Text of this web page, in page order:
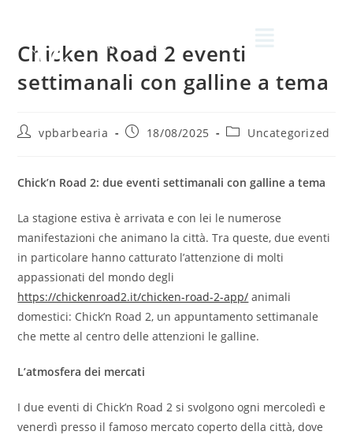
Chicken Road 2 eventi
settimanali con galline a tema
vpbarbearia 18/08/2025 Uncategorized
Chick’n Road 2: due eventi settimanali con galline a tema
La stagione estiva è arrivata e con lei le numerose
manifestazioni che animano la città. Tra queste, due eventi
in particolare hanno catturato l’attenzione di molti
appassionati del mondo degli
https://chickenroad2.it/chicken-road-2-app/ animali
domestici: Chick’n Road 2, un appuntamento settimanale
che mette al centro delle attenzioni le galline.
L’atmosfera dei mercati
I due eventi di Chick’n Road 2 si svolgono ogni mercoledì e
venerdì presso il famoso mercato coperto della città, dove